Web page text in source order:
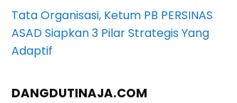
Tata Organisasi, Ketum PB PERSINAS
ASAD Siapkan 3 Pilar Strategis Yang
Adaptif
DANGDUTINAJA.COM